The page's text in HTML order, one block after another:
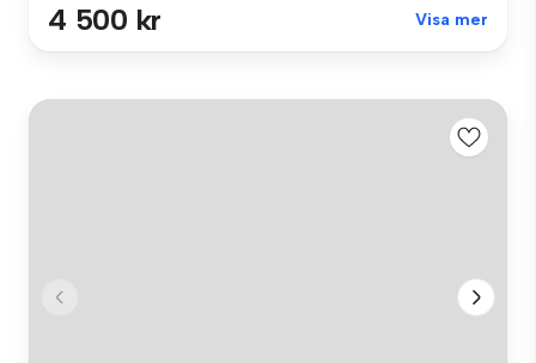
4 500 kr Visa mer